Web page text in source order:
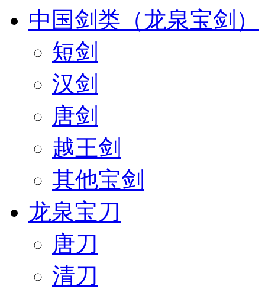
中国剑类（龙泉宝剑）
短剑
汉剑
唐剑
越王剑
其他宝剑
龙泉宝刀
唐刀
清刀